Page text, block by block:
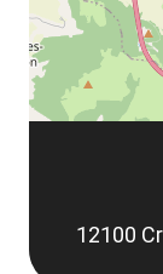
12100